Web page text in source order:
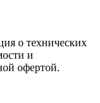
о технических
и
офертой.